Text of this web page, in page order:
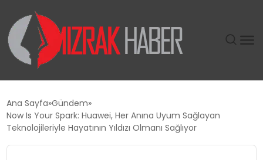
SIYASET
Ana Sayfa Gündem
Now Is Your Spark: Huawei, Her Anına Uyum Sağlayan
Teknolojileriyle Hayatının Yıldızı Olmanı Sağlıyor